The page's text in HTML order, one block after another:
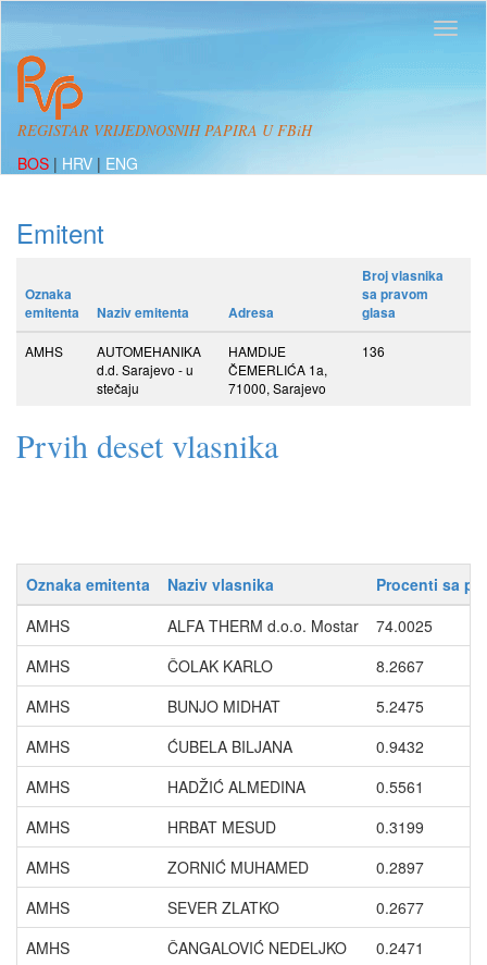
REGISTAR VRIJEDNOSNIH PAPIRA U FBiH
BOS | HRV | ENG
Emitent
Oznaka
emitenta
Naziv emitenta Adresa
Broj vlasnika
sa pravom
glasa
AMHS
AUTOMEHANIKA
d.d. Sarajevo - u
stečaju
HAMDIJE
ČEMERLIĆA 1a,
71000, Sarajevo
136
Prvih deset vlasnika
Oznaka emitenta Naziv vlasnika
Procenti sa
AMHS
ALFA THERM d.o.o. Mostar
74.0025
AMHS
ČOLAK KARLO
8.2667
AMHS
BUNJO MIDHAT
5.2475
AMHS
ĆUBELA BILJANA
0.9432
AMHS
HADŽIĆ ALMEDINA
0.5561
AMHS
HRBAT MESUD
0.3199
AMHS
ZORNIĆ MUHAMED
0.2897
AMHS
SEVER ZLATKO
0.2677
AMHS
ČANGALOVIĆ NEDELJKO
0.2471